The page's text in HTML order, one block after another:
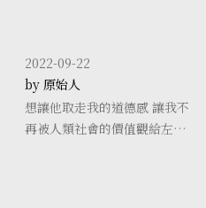
2022-09-22
by 原始人
想讓他取走我的道德感 讓我不
再被人類社會的價值觀給左右